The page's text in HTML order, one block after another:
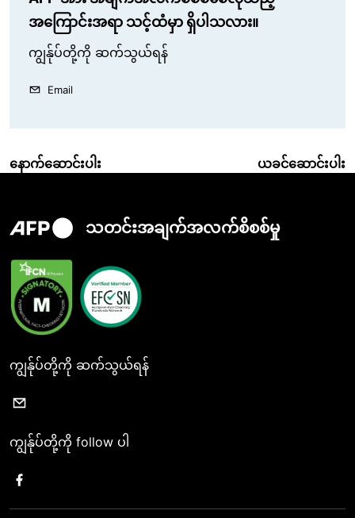
အကြောင်းအရာ သင့်ထံမှာ ရှိပါသလား။
ကျွန်ုပ်တို့ကို ဆက်သွယ်ရန်
Email
နောက်ဆောင်းပါး ယခင်ဆောင်းပါး
သတင်းအချက်အလက်စိစစ်မှု
ကျွန်ုပ်တို့ကို ဆက်သွယ်ရန်
ကျွန်ုပ်တို့ကို follow ပါ